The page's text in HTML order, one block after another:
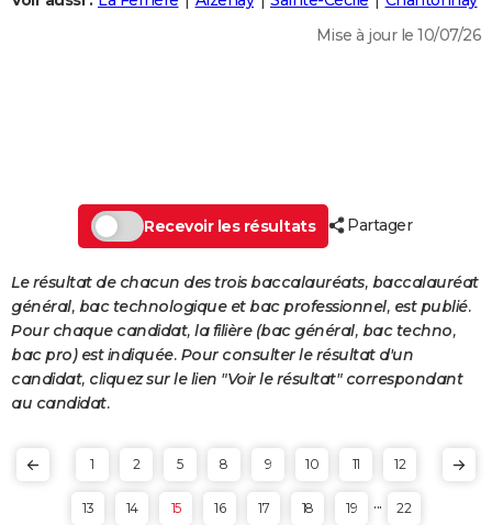
DICTIONNAIRE
Dictionnaire
Biographies
Expressions
Proverbes
PROGRAMME TV
COPAINS D'AVANT
S'inscrire
Se connecter
Lycées
Collèges
Primaires
Universités
Entreprises
Service militaire
Avis de recherche
AVIS DE DÉCÈS
FORUM
Mise à jour le 10/07/26
Recevoir les résultats Partager
Le résultat de chacun des trois baccalauréats, baccalauréat
général, bac technologique et bac professionnel, est publié.
Pour chaque candidat, la filière (bac général, bac techno,
bac pro) est indiquée. Pour consulter le résultat d'un
candidat, cliquez sur le lien "Voir le résultat" correspondant
au candidat.
1 2 5 8 9 10 11 12
13 14 15 16 17 18 19 ... 22